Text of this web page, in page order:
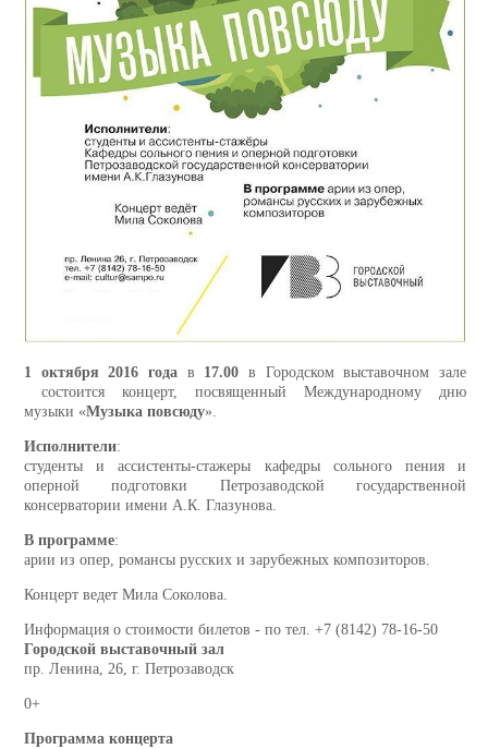
1 октября 2016 года в 17.00 в Городском выставочном зале
состоится концерт, посвященный Международному дню
музыки «Музыка повсюду».
Исполнители:
студенты и ассистенты-стажеры кафедры сольного пения и
оперной подготовки Петрозаводской государственной
консерватории имени А.К. Глазунова.
В программе:
арии из опер, романсы русских и зарубежных композиторов.
Концерт ведет Мила Соколова.
Информация о стоимости билетов - по тел. +7 (8142) 78-16-50
Городской выставочный зал
пр. Ленина, 26, г. Петрозаводск
0+
Программа концерта